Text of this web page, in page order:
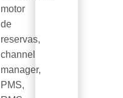
motor
de
reservas,
channel
manager,
PMS,